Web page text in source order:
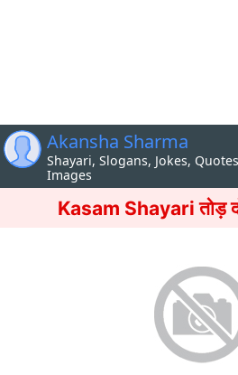
Akansha Sharma
Shayari, Slogans, Jokes,
Images
Kasam Shayari तोड़